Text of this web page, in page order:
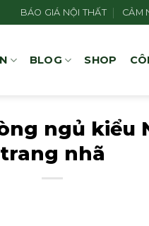
BÁO GIÁ NỘI THẤT CẢM
BLOG SHOP
ngủ kiểu
trang nhã